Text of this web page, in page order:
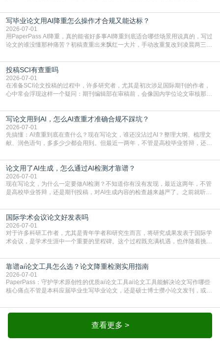
广阔学术天地的大门，连接着个体研究与社会网络。本篇AEIC学术交流中心小编
就为大家介绍“学术会议投稿意义”。一、加速研究成果的传播与反馈学术会议通
常具有周期短、时效性强的特点。相比期刊漫长的
写毕业论文用AI降重怎么操作才合规又能达标？
2026-07-01
用PaperPass AI降重，真的能省好多事AI降重到底适合哪些场景用说真的，写过
论文的谁没懂那种痛苦？初稿查重出来飘红一大片，手动改重复改到凌晨两三
到秃头。这时候靠谱的AI降重真的就是救命稻草，选对工具，半天就能搞定你两
三天都做不完的事。不是所有人都需要用AI降重，但如果你符合下面这些场景，
真的可以试试：初稿写完重复率远超要
投稿SCI有查重吗
2026-07-01
在准备SCI论文投稿的过程中，许多研究者，尤其是初次涉足国际期刊的作者，
心中常会浮现这样一个疑问：期刊编辑部在审稿前，会像国内学位论文审核那
论文的初审通过率。实际上，SCI期刊对重复内容的审查是严谨投稿流程中不可
或缺的一环。本篇AEIC学术交流中心小编就为大家介绍“投稿SCI有查重吗”。
一、查重是标准流程答案是明确的：绝大多数S
写论文用到AI，怎么AI查重才准确合规不踩坑？
2026-07-01
先搞懂：AI查重到底在查什么？现在写论文，谁还没沾过AI？整理大纲、梳理文
献、润色语句，多多少少都会用到。但最近一两年，不管是高校毕业答辩，还是
须加做AI查重。很多人分不清，AI查重和普通查重到底有啥区别？这里说透：普
通查重查的是你的文字和已公开文献的重复比例，防的是抄袭；AI查重查的是你
的内容里，有多少是AI生成的，防的是过
论文用了AI生成，怎么通过AI检测才靠谱？
2026-07-01
现在写论文，为什么一定要做AI检测？不知道你有没有发现，最近这两年，不管
是高校毕业答辩，还是期刊投稿，对AI生成内容的检查越来越严了。之前就听身
要求修改，还差点被判定学术不规范，真的太冤了。现在国内多数高校和核心期
刊，都已经明确出台了相关规定：如果使用AI生成内容辅助写作，必须明确标
注，未标注的AI生成内容会被认定为不符合学
国际学术会议论文好发表吗
2026-07-01
对于许多科研工作者，尤其是青年学者和研究生而言，将研究成果发表于国际学
术会议，是学术生涯中一个重要的里程碑。这个过程既充满机遇，也伴随着挑
疑问：国际学术会议论文到底好不好发表？其价值和难度究竟如何衡量。本篇
AEIC学术交流中心小编就为大家介绍“国际学术会议论文好发表吗”。一、会议论
文发表的相对优势与期刊论文相比，国际会议论文的发
靠谱ai论文工具怎么选？论文降重检测实用指南
2026-07-01
PaperPass：守护学术原创性的优质ai论文工具ai论文工具能解决论文写作哪些
核心痛点不管是本科应届毕业生写毕业论文，还是硕士博士攒小论文发刊，或是
自己逐句读逐句改，熬好几个大夜不说，还经常改不到点上，交上去才发现重复
率超标，再返工太折腾。现在有了成熟的ai论文工具，这些痛点基本都能高效解
决。靠谱的ai论文工具，不止能帮你梳查看更多 >